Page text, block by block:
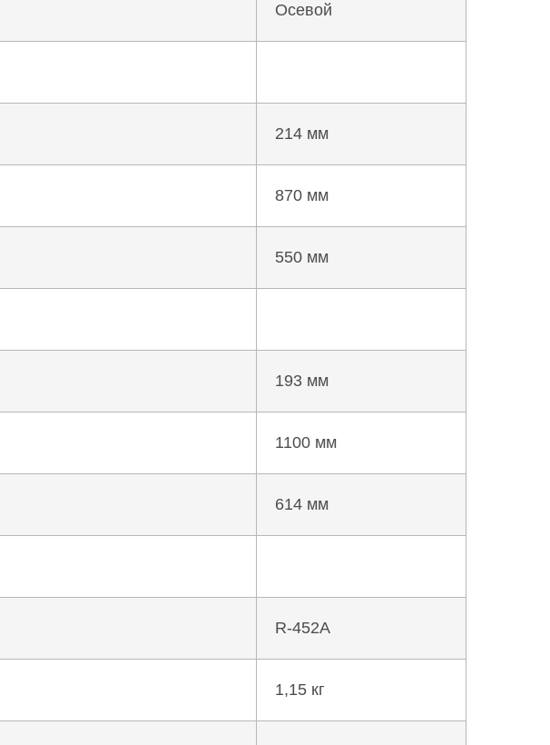
Осевой
214 мм
870 мм
550 мм
193 мм
1100 мм
614 мм
R-452A
1,15 кг